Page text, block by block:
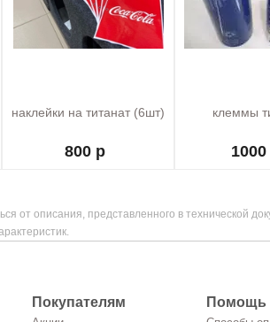
наклейки на титанат (6шт)
800 р
клеммы
от описания, представленного в технической
Покупателям Помощь